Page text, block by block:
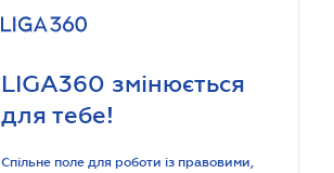
LIGA360 змінюється
для тебе!
Спільне поле для роботи із правовими,